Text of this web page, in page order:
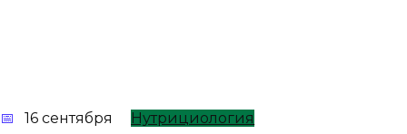
16 сентября
Нутрициология